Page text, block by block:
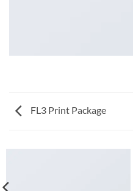
FL3 Print Package